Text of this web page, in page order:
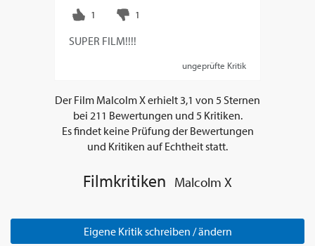
SUPER FILM!!!!
ungeprüfte Kritik
Der Film Malcolm Xerhielt3,1 von 5Sternen
bei 211 Bewertungen und 5Kritiken.
Es findet keine Prüfung der Bewertungen
und Kritiken auf Echtheit statt.
Filmkritiken Malcolm X
Eigene Kritik schreiben / ändern